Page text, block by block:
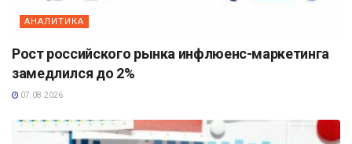
АНАЛИТИКА
Рост российского рынка инфлюенс-маркетинга
замедлился до 2%
07.08.2026